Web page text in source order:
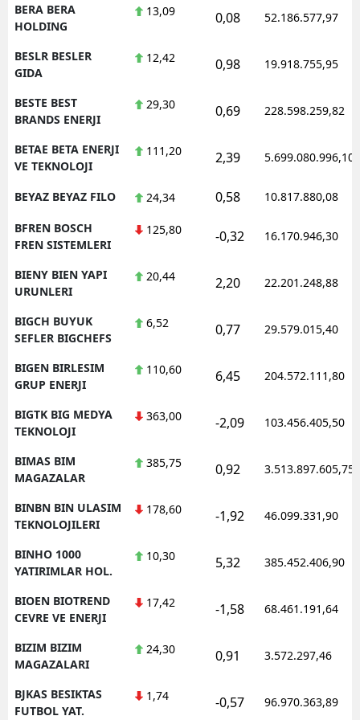
BERA BERA
HOLDING
13,09 0,08 52.186.577,97
BESLR BESLER
GIDA
12,42 0,98 19.918.755,95
BESTE BEST
BRANDS ENERJI
29,30 0,69 228.598.259,82
BETAE BETA ENERJI
VE TEKNOLOJI
111,20 2,39 5.699.080.996,10
BEYAZ BEYAZ FILO 24,34 0,58 10.817.880,08
BFREN BOSCH
FREN SISTEMLERI
125,80 -0,32 16.170.946,30
BIENY BIEN YAPI
URUNLERI
20,44 2,20 22.201.248,88
BIGCH BUYUK
SEFLER BIGCHEFS
6,52 0,77 29.579.015,40
BIGEN BIRLESIM
GRUP ENERJI
110,60 6,45 204.572.111,80
BIGTK BIG MEDYA
TEKNOLOJI
363,00 -2,09 103.456.405,50
BIMAS BIM
MAGAZALAR
385,75 0,92 3.513.897.605,75
BINBN BIN ULASIM
TEKNOLOJILERI
178,60 -1,92 46.099.331,90
BINHO 1000
YATIRIMLAR HOL.
10,30 5,32 385.452.406,90
BIOEN BIOTREND
CEVRE VE ENERJI
17,42 -1,58 68.461.191,64
BIZIM BIZIM
MAGAZALARI
24,30 0,91 3.572.297,46
BJKAS BESIKTAS
FUTBOL YAT.
1,74 -0,57 96.970.363,89